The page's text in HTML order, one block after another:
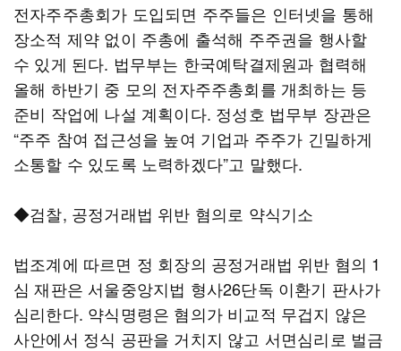
전자주주총회가 도입되면 주주들은 인터넷을 통해
장소적 제약 없이 주총에 출석해 주주권을 행사할
수 있게 된다. 법무부는 한국예탁결제원과 협력해
올해 하반기 중 모의 전자주주총회를 개최하는 등
준비 작업에 나설 계획이다. 정성호 법무부 장관은
“주주 참여 접근성을 높여 기업과 주주가 긴밀하게
소통할 수 있도록 노력하겠다”고 말했다.
◆검찰, 공정거래법 위반 혐의로 약식기소
법조계에 따르면 정 회장의 공정거래법 위반 혐의 1
심 재판은 서울중앙지법 형사26단독 이환기 판사가
심리한다. 약식명령은 혐의가 비교적 무겁지 않은
사안에서 정식 공판을 거치지 않고 서면심리로 벌금